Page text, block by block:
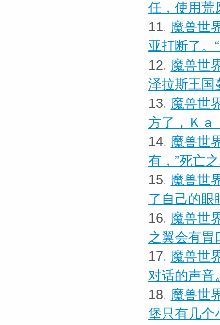
任，使用荒
11. 魔兽世
亚打断了。
12. 魔兽世
泽拉斯王国
13. 魔兽世
方了，Ｋａ
14. 魔兽世
有，”死亡
15. 魔兽世
了自己的眼
16. 魔兽世
之翼会有胃
17. 魔兽世
对话的声音
18. 魔兽世
堡只有几个